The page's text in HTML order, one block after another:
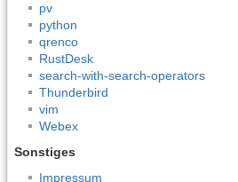
pv
python
qrenco
RustDesk
search-with-search-operators
Thunderbird
vim
Webex
Sonstiges
Impressum